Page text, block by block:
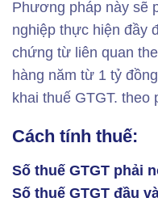
Phương pháp này sẽ
nghiệp thực hiện đầy
chứng từ liên quan
hàng năm từ 1 tỷ
khai thuế GTGT.
Cách tính thuế:
Số thuế GTGT phải
Số thuế GTGT đầu